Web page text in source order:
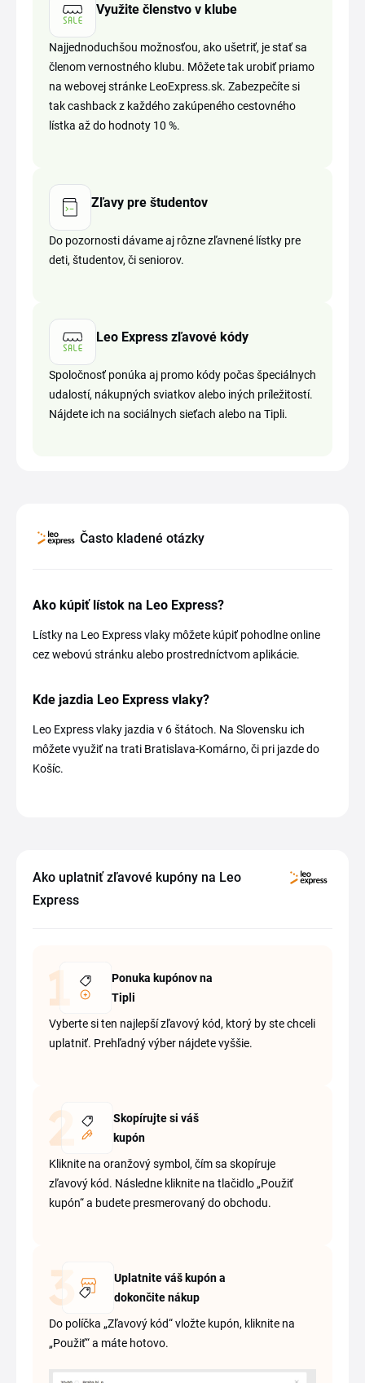
Využite členstvo v klube
Najjednoduchšou možnosťou, ako ušetriť, je stať sa
členom vernostného klubu. Môžete tak urobiť priamo
na webovej stránke LeoExpress.sk. Zabezpečíte si
tak cashback z každého zakúpeného cestovného
lístka až do hodnoty 10 %.
Zľavy pre študentov
Do pozornosti dávame aj rôzne zľavnené lístky pre
deti, študentov, či seniorov.
Leo Express zľavové kódy
Spoločnosť ponúka aj promo kódy počas špeciálnych
udalostí, nákupných sviatkov alebo iných príležitostí.
Nájdete ich na sociálnych sieťach alebo na Tipli.
Často kladené otázky
Ako kúpiť lístok na Leo Express?
Lístky na Leo Express vlaky môžete kúpiť pohodlne online
cez webovú stránku alebo prostredníctvom aplikácie.
Kde jazdia Leo Express vlaky?
Leo Express vlaky jazdia v 6 štátoch. Na Slovensku ich
môžete využiť na trati Bratislava-Komárno, či pri jazde do
Košíc.
Ako uplatniť zľavové kupóny na Leo
Express
Ponuka kupónov na
Tipli
Vyberte si ten najlepší zľavový kód, ktorý by ste chceli
uplatniť. Prehľadný výber nájdete vyššie.
Skopírujte si váš
kupón
Kliknite na oranžový symbol, čím sa skopíruje
zľavový kód. Následne kliknite na tlačidlo „Použiť
kupón“ a budete presmerovaný do obchodu.
Uplatnite váš kupón a
dokončite nákup
Do políčka „Zľavový kód“ vložte kupón, kliknite na
„Použiť“ a máte hotovo.